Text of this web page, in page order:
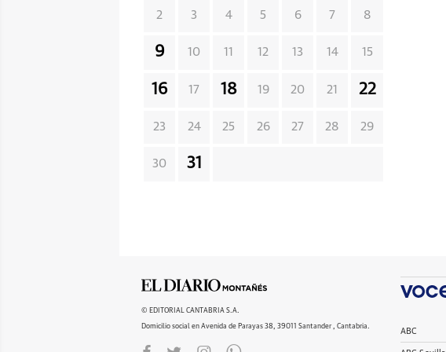
2 3 4 5 6 7 8
9 10 11 12 13 14 15
16 17 18 19 20 21 22
23 24 25 26 27 28 29
30 31
© EDITORIAL CANTABRIA S.A.
Domicilio social en Avenida de Parayas 38, 39011 Santander , Cantabria.
ABC